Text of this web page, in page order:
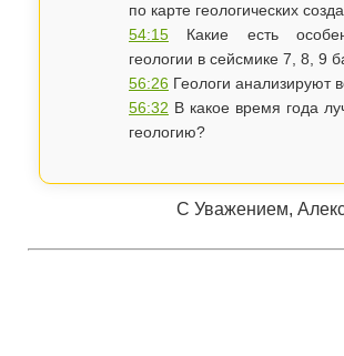
по карте геологических
54:15 Какие есть
геологии в сейсмике 7, 8, 9
56:26 Геологи анализируют
56:32 В какое время года
геологию?
С Уважением,